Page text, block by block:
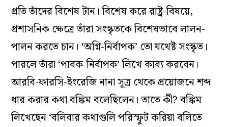
প্রতি তাঁদের বিশেষ টান। বিশেষ করে রাষ্ট্র-বিষয়ে,
প্রশাসনিক ক্ষেত্রে তাঁরা সংস্কৃতকে বিশেষভাবে লালন-
পালন করতে চান। ‘অগ্নি-নির্বাপক’ তো যথেষ্ট সংস্কৃত।
পারলে তাঁরা ‘পাবক-নির্বাপক’ লিখে কাব্য করবেন।
আরবি-ফারসি-ইংরেজি নানা সূত্র থেকে প্রয়োজনে শব্দ
ধার করার কথা বঙ্কিম বলেছিলেন। তাতে কী? বঙ্কিম
লিখেছেন ‘বলিবার কথাগুলি পরিস্ফুট করিয়া বলিতে